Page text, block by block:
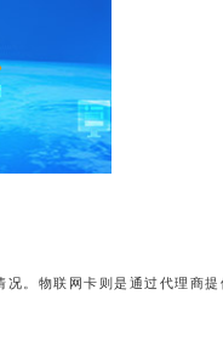
。物联网卡则是通过代理商